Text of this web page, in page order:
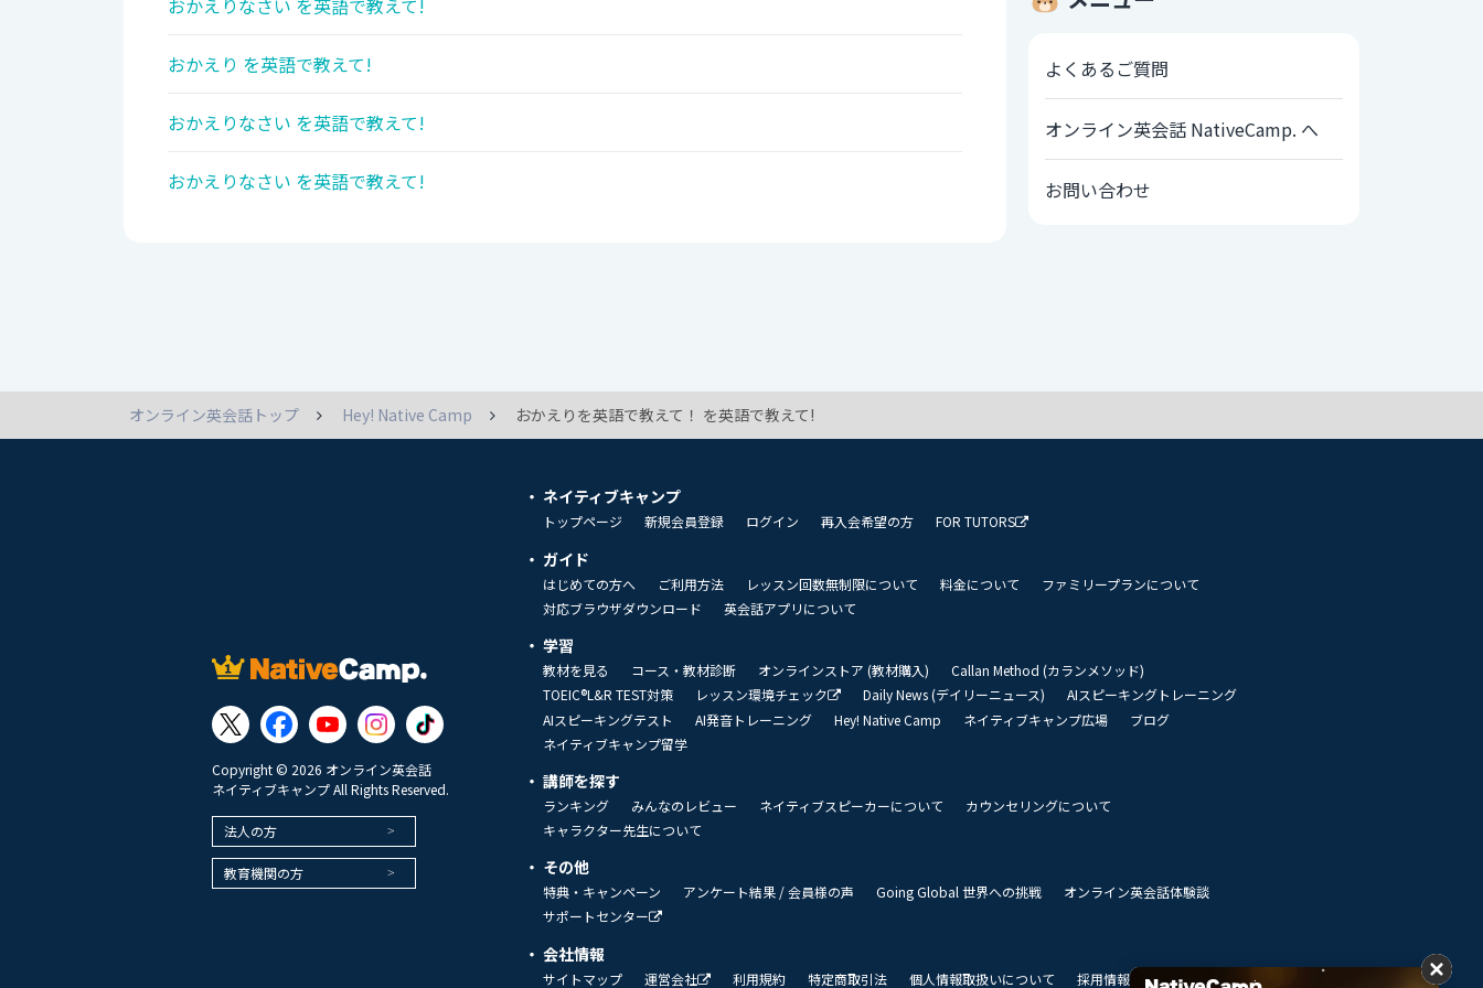
おかえりなさい を英語で教えて!
おかえり を英語で教えて!
おかえりなさい を英語で教えて!
おかえりなさい を英語で教えて!
よくあるご質問
オンライン英会話 NativeCamp. へ
お問い合わせ
オンライン英会話トップ Hey! Native Camp おかえりを英語で教えて！ を英語で教えて!
Copyright © 2026 オンライン英会話
ネイティブキャンプ All Rights Reserved.
法人の方
教育機関の方
ネイティブキャンプ
トップページ 新規会員登録 ログイン 再入会希望の方 FOR TUTORS
ガイド
はじめての方へ ご利用方法 レッスン回数無制限について 料金について
ファミリープランについて
対応ブラウザダウンロード
英会話アプリについて
学習
教材を見る コース・教材診断 オンラインストア (教材購入)
Callan Method (カランメソッド)
TOEIC®L&R TEST対策
レッスン環境チェック Daily News (デイリーニュース)
AIスピーキングトレーニング
AIスピーキングテスト
AI発音トレーニング Hey! Native Camp ネイティブキャンプ広場
ブログ
ネイティブキャンプ留学
講師を探す
ランキング みんなのレビュー ネイティブスピーカーについて
カウンセリングについて
キャラクター先生について
その他
特典・キャンペーン アンケート結果 / 会員様の声 Going Global 世界への挑戦
オンライン英会話体験談
サポートセンター
会社情報
サイトマップ 運営会社 利用規約 特定商取引法 個人情報取扱いについて 採用情報 私達のビジョン